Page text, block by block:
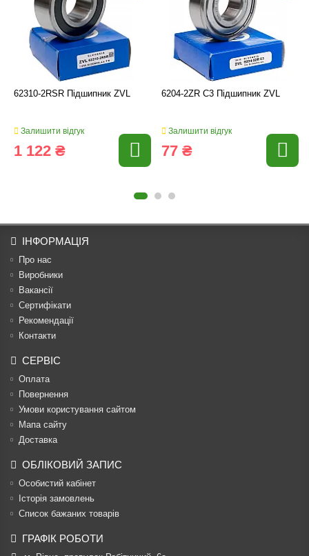
62310-2RSR Підшипник ZVL
Залишити відгук
1 122 ₴
6204-2ZR C3 Підшипник ZVL
Залишити відгук
77 ₴
ІНФОРМАЦІЯ
Про нас
Виробники
Вакансії
Сертифікати
Рекомендації
Контакти
СЕРВІС
Оплата
Повернення
Умови користування сайтом
Мапа сайту
Доставка
ОБЛІКОВИЙ ЗАПИС
Особистий кабінет
Історія замовлень
Список бажаних товарів
ГРАФІК РОБОТИ